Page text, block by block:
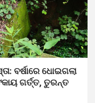
ବର୍ଷାରେ ଧୋଇଗଲା
ଗର୍ତ୍ତ, ତୁରନ୍ତ